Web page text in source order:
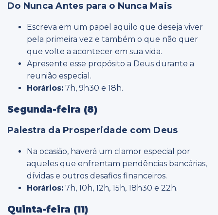
Do Nunca Antes para o Nunca Mais
Escreva em um papel aquilo que deseja viver
pela primeira vez e também o que não quer
que volte a acontecer em sua vida.
Apresente esse propósito a Deus durante a
reunião especial.
Horários: 7h, 9h30 e 18h.
Segunda-feira (8)
Palestra da Prosperidade com Deus
Na ocasião, haverá um clamor especial por
aqueles que enfrentam pendências bancárias,
dívidas e outros desafios financeiros.
Horários: 7h, 10h, 12h, 15h, 18h30 e 22h.
Quinta-feira (11)